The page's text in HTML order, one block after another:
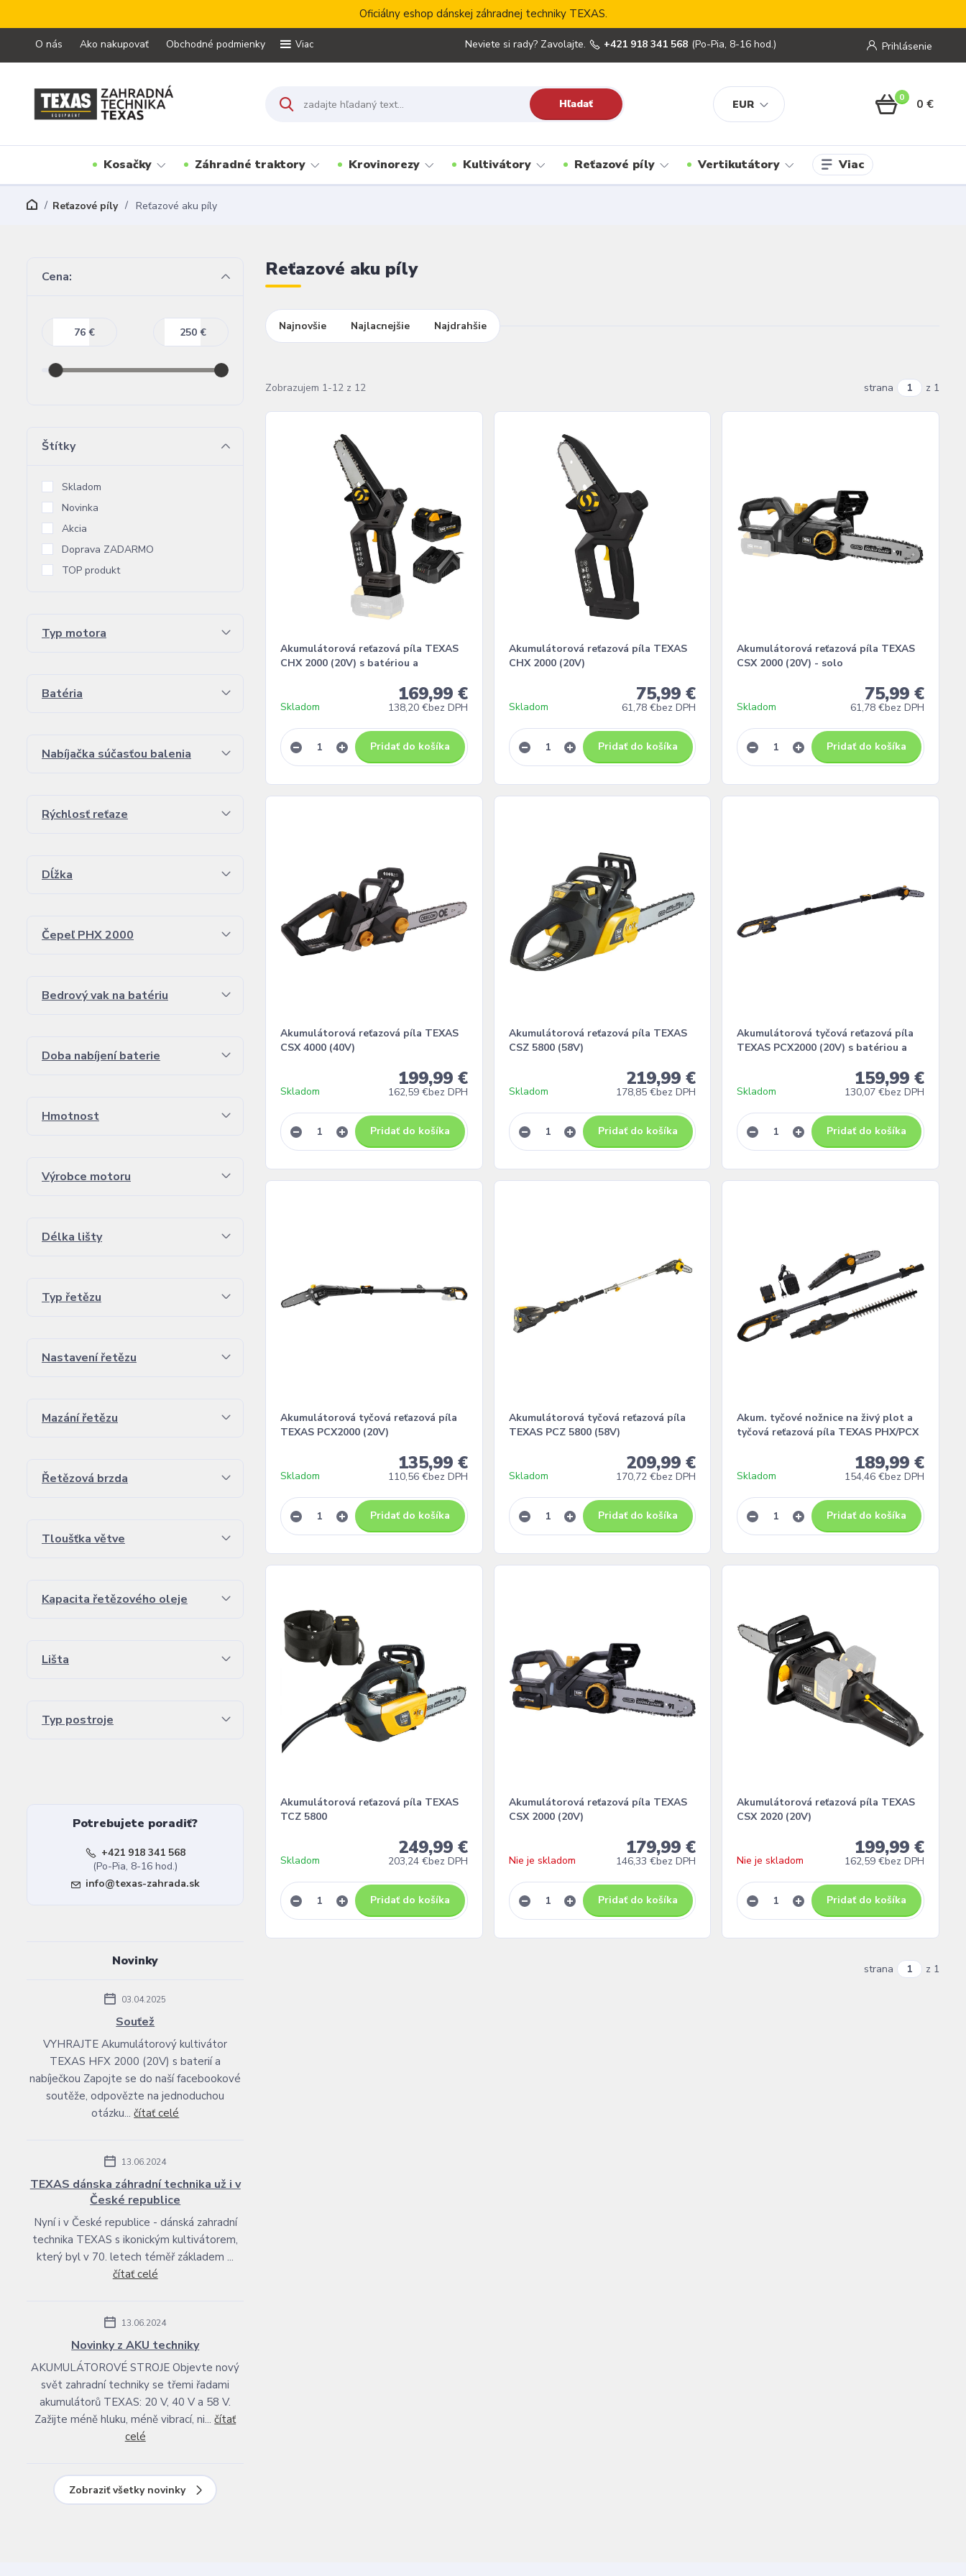
Oficiálny eshop dánskej záhradnej techniky TEXAS.
O nás Ako nakupovať Obchodné podmienky Viac
EUR
Prihlásenie
Hľadať
Neviete si rady? Zavolajte. +421 918 341 568 (Po-Pia, 8-16 hod.)
0 0 €
Kosačky Záhradné traktory Krovinorezy Kultivátory Reťazové píly Vertikutátory Viac
Reťazové píly Reťazové aku píly
Reťazové aku píly
Najnovšie Najlacnejšie Najdrahšie
Zobrazujem 1-12 z 12 strana z 1
Akumulátorová reťazová píla TEXAS
CHX 2000 (20V) s batériou a
169,99 €
138,20 €bez DPH
Skladom
Pridať do košíka
Akumulátorová reťazová píla TEXAS
CHX 2000 (20V)
75,99 €
61,78 €bez DPH
Skladom
Pridať do košíka
Akumulátorová reťazová píla TEXAS
CSX 2000 (20V) - solo
75,99 €
61,78 €bez DPH
Skladom
Pridať do košíka
Akumulátorová reťazová píla TEXAS
CSX 4000 (40V)
199,99 €
162,59 €bez DPH
Skladom
Pridať do košíka
Akumulátorová reťazová píla TEXAS
CSZ 5800 (58V)
219,99 €
178,85 €bez DPH
Skladom
Pridať do košíka
Akumulátorová tyčová reťazová píla
TEXAS PCX2000 (20V) s batériou a
159,99 €
130,07 €bez DPH
Skladom
Pridať do košíka
Akumulátorová tyčová reťazová píla
TEXAS PCX2000 (20V)
135,99 €
110,56 €bez DPH
Skladom
Pridať do košíka
Akumulátorová tyčová reťazová píla
TEXAS PCZ 5800 (58V)
209,99 €
170,72 €bez DPH
Skladom
Pridať do košíka
Akum. tyčové nožnice na živý plot a
tyčová reťazová píla TEXAS PHX/PCX
189,99 €
154,46 €bez DPH
Skladom
Pridať do košíka
Akumulátorová reťazová píla TEXAS
TCZ 5800
249,99 €
203,24 €bez DPH
Skladom
Pridať do košíka
Akumulátorová reťazová píla TEXAS
CSX 2000 (20V)
179,99 €
146,33 €bez DPH
Nie je skladom
Pridať do košíka
Akumulátorová reťazová píla TEXAS
CSX 2020 (20V)
199,99 €
162,59 €bez DPH
Nie je skladom
Pridať do košíka
strana z 1
Cena:
€ €
Štítky
Skladom
Novinka
Akcia
Doprava ZADARMO
TOP produkt
Typ motora
Batéria
Nabíjačka súčasťou balenia
Rýchlosť reťaze
Dĺžka
Čepeľ PHX 2000
Bedrový vak na batériu
Doba nabíjení baterie
Hmotnost
Výrobce motoru
Délka lišty
Typ řetězu
Nastavení řetězu
Mazání řetězu
Řetězová brzda
Tloušťka větve
Kapacita řetězového oleje
Lišta
Typ postroje
Potrebujete poradiť?
+421 918 341 568
(Po-Pia, 8-16 hod.)
info@texas-zahrada.sk
Novinky
03.04.2025
Souťež
VYHRAJTE Akumulátorový kultivátor
TEXAS HFX 2000 (20V) s baterií a
nabíječkou Zapojte se do naší facebookové
soutěže, odpovězte na jednoduchou
otázku...čítať celé
13.06.2024
TEXAS dánska záhradní technika už i v
České republice
Nyní i v České republice - dánská zahradní
technika TEXAS s ikonickým kultivátorem,
který byl v 70. letech téměř základem ...
čítať celé
13.06.2024
Novinky z AKU techniky
AKUMULÁTOROVÉ STROJE Objevte nový
svět zahradní techniky se třemi řadami
akumulátorů TEXAS: 20 V, 40 V a 58 V.
Zažijte méně hluku, méně vibrací, ni...čítať
celé
Zobraziť všetky novinky